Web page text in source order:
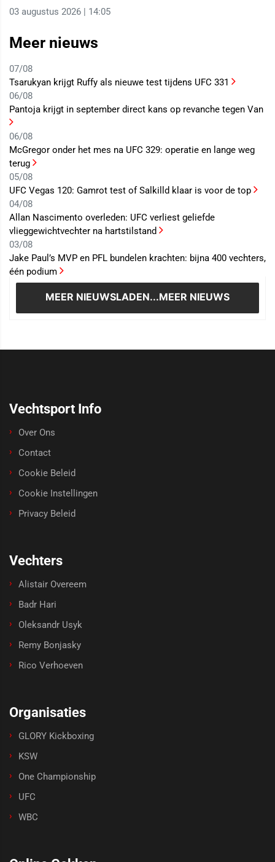
03 augustus 2026 | 14:05
Meer nieuws
07/08
Tsarukyan krijgt Ruffy als nieuwe test tijdens UFC 331
06/08
Pantoja krijgt in september direct kans op revanche tegen Van
06/08
McGregor onder het mes na UFC 329: operatie en lange weg
terug
05/08
UFC Vegas 120: Gamrot test of Salkilld klaar is voor de top
04/08
Allan Nascimento overleden: UFC verliest geliefde
vlieggewichtvechter na hartstilstand
03/08
Jake Paul’s MVP en PFL bundelen krachten: bijna 400 vechters,
één podium
MEER NIEUWSLADEN...MEER NIEUWS
Vechtsport Info
Over Ons
Contact
Cookie Beleid
Cookie Instellingen
Privacy Beleid
Vechters
Alistair Overeem
Badr Hari
Oleksandr Usyk
Remy Bonjasky
Rico Verhoeven
Organisaties
GLORY Kickboxing
KSW
One Championship
UFC
WBC